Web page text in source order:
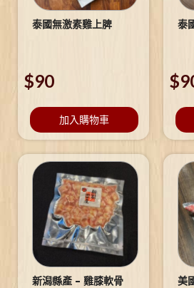
泰國無激素雞上脾
$90
加入購物車
泰
$
新潟縣產 – 雞膝軟骨 美